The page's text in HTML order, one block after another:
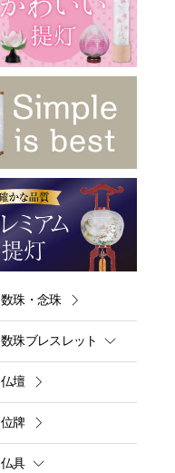
数珠・念珠
数珠ブレスレット
仏壇
位牌
仏具